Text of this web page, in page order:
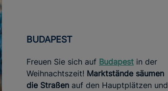
BUDAPEST
Freuen Sie sich auf Budapest in der
Weihnachtszeit! Marktstände säumen
die Straßen auf den Hauptplätzen und